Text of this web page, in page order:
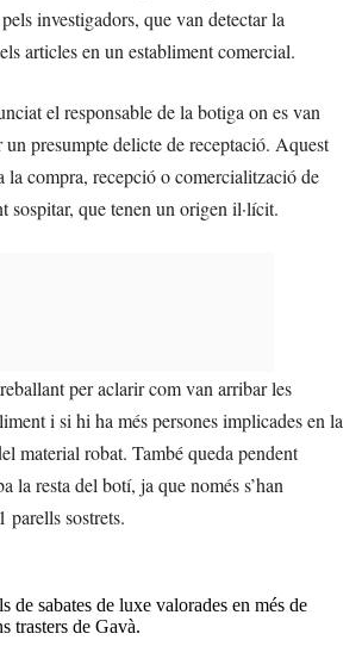
investigadors, que van detectar la
articles en un establiment comercial.
el responsable de la botiga on es van
un presumpte delicte de receptació. Aquest
la compra, recepció o comercialització de
sospitar, que tenen un origen il·lícit.
per aclarir com van arribar les
i si hi ha més persones implicades en la
material robat. També queda pendent
la resta del botí, ja que només s’han
parells sostrets.
de sabates de luxe valorades en més de
trasters de Gavà.